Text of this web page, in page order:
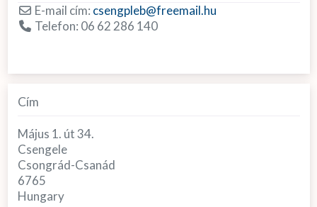
E-mail cím: csengpleb@freemail.hu
Telefon: 06 62 286 140
Cím
Május 1. út 34.
Csengele
Csongrád-Csanád
6765
Hungary